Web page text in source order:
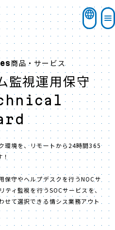
商品・サービス
監視運用保守
環境を、リモートから24時間365
保守やヘルプデスクを行うNOCサ
ィ監視を行うSOCサービスを、
せて選択できる情シス業務アウト